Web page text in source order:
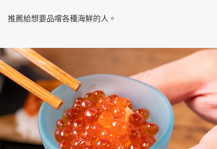
推薦給想要品嚐各種海鮮的人。